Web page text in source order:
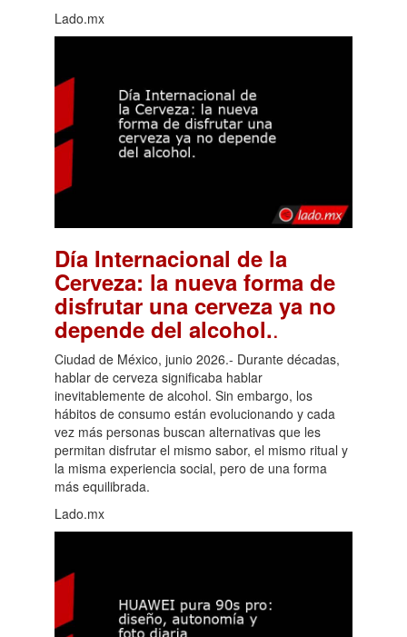
Lado.mx
Día Internacional de la
Cerveza: la nueva forma de
disfrutar una cerveza ya no
depende del alcohol..
Ciudad de México, junio 2026.- Durante décadas,
hablar de cerveza significaba hablar
inevitablemente de alcohol. Sin embargo, los
hábitos de consumo están evolucionando y cada
vez más personas buscan alternativas que les
permitan disfrutar el mismo sabor, el mismo ritual y
la misma experiencia social, pero de una forma
más equilibrada.
Lado.mx